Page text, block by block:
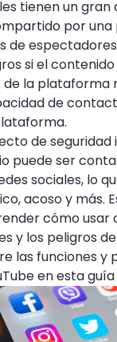
tienen un
por una
de
si el
de la plataforma
de
de
puede ser
sociales, lo
acoso y más.
cómo
y los peligros
las funciones y
en esta